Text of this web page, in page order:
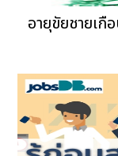
อายุขัยชายเ